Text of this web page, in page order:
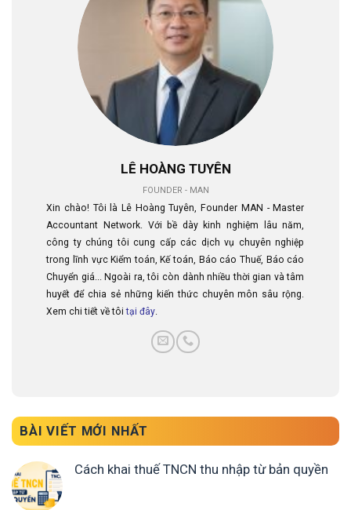
LÊ HOÀNG TUYÊN
FOUNDER - MAN
Xin chào! Tôi là Lê Hoàng Tuyên, Founder MAN - Master
Accountant Network. Với bề dày kinh nghiệm lâu năm,
công ty chúng tôi cung cấp các dịch vụ chuyên nghiệp
trong lĩnh vực Kiểm toán, Kế toán, Báo cáo Thuế, Báo cáo
Chuyển giá... Ngoài ra, tôi còn dành nhiều thời gian và tâm
huyết để chia sẻ những kiến thức chuyên môn sâu rộng.
Xem chi tiết về tôitại đây.
BÀI VIẾT MỚI NHẤT
Cách khai thuế TNCN thu nhập từ bản quyền